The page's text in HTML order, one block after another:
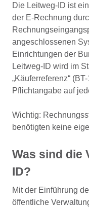
Die Leitweg-ID ist
der E-Rechnung
angeschlossenen
Einrichtungen der
Leitweg-ID wird im
„Käuferreferenz“
Pflichtangabe auf
Wichtig:
benötigten keine
Was sind die
ID?
Mit der Einführung
öffentliche